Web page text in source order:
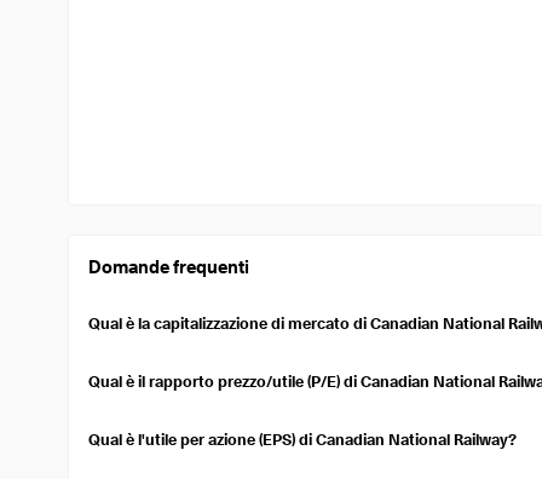
Domande frequenti
Qual è la capitalizzazione di mercato di Canadian National
totale di mercato di una società quotata in borsa. Si calcola
Qual è il rapporto prezzo/utile (P/E) di Canadian National
sopravvalutato o sottovalutato rispetto ai suoi utili.
Qual è l'utile per azione (EPS) di Canadian National Railway?